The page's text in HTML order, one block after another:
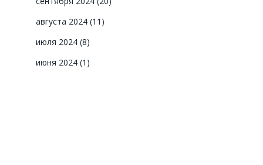
августа 2024 (11)
июля 2024 (8)
июня 2024 (1)